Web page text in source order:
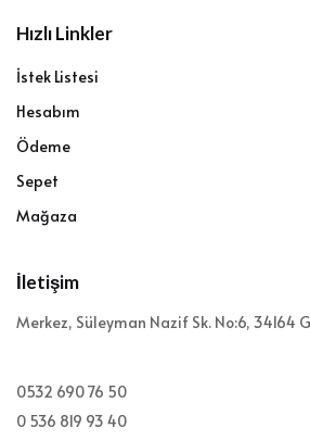
Hızlı Linkler
İstek Listesi
Hesabım
Ödeme
Sepet
Mağaza
İletişim
Merkez, Süleyman Nazif Sk. No:6, 34164
0532 690 76 50
0 536 819 93 40